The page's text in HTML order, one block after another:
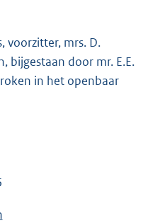
voorzitter, mrs. D.
bijgestaan door mr. E.E.
in het openbaar